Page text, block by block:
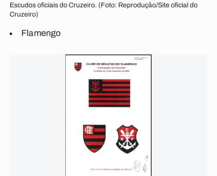
Escudos oficiais do Cruzeiro. (Foto: Reprodução/Site oficial do
Cruzeiro)
Flamengo